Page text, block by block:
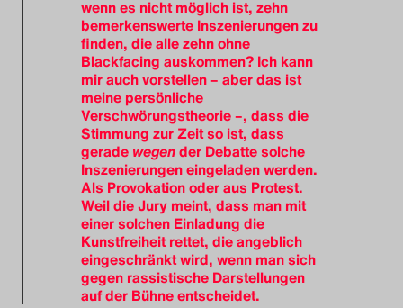
wenn es nicht möglich ist, zehn
bemerkenswerte Inszenierungen zu
finden, die alle zehn ohne
Blackfacing auskommen? Ich kann
mir auch vorstellen – aber das ist
meine persönliche
Verschwörungstheorie –, dass die
Stimmung zur Zeit so ist, dass
gerade wegender Debatte solche
Inszenierungen eingeladen werden.
Als Provokation oder aus Protest.
Weil die Jury meint, dass man mit
einer solchen Einladung die
Kunstfreiheit rettet, die angeblich
eingeschränkt wird, wenn man sich
gegen rassistische Darstellungen
auf der Bühne entscheidet.